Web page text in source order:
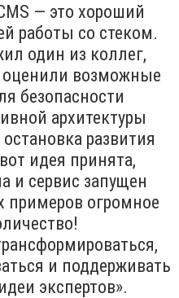
— это хороший
работы со стеком.
один из коллег,
оценили возможные
безопасности
архитектуры
развития
идея принята,
и сервис запущен
примеров огромное
и поддерживать
экспертов».